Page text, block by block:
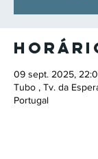
09 sept. 2025,
Tubo , Tv. da
Portugal